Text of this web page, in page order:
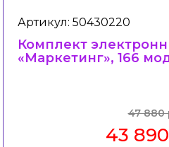
Артикул: 50430220
Комплект
«Маркетинг», 166
47 880
43